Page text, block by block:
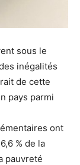
sous le
inégalités
de cette
pays parmi
ont
% de la
pauvreté